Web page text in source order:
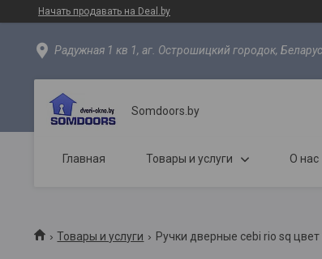
Начать продавать на Deal.by
Радужная 1 кв 1, аг. Острошицкий городок,
Somdoors.by
Главная Товары и услуги О нас
Товары и услуги Ручки дверные cebi rio sq